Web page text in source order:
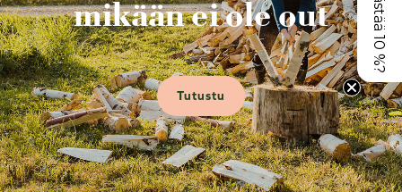
mikään ei ole out
Tutustu